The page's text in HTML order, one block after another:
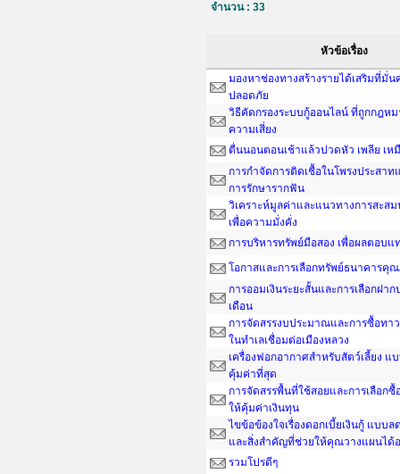
จำนวน : 33
หัวข้อเรื่อง
มองหาช่องทางสร้างรายได้เสริมที่มั่น
ปลอดภัย
วิธีคัดกรองระบบกู้ออนไลน์ ที่ถูกกฎหม
ความเสี่ยง
ตื่นนอนตอนเช้าแล้วปวดหัว เพลีย เห
การกำจัดการติดเชื้อในโพรงประสา
การรักษารากฟัน
วิเคราะห์มูลค่าและแนวทางการสะส
เพื่อความมั่งคั่ง
การบริหารทรัพย์มือสอง เพื่อผลตอบแ
โอกาสและการเลือกทรัพย์ธนาคารคุ
การออมเงินระยะสั้นและการเลือกฝาก
เดือน
การจัดสรรงบประมาณและการซื้อทา
ในทำเลเชื่อมต่อเมืองหลวง
เครื่องฟอกอากาศสำหรับสัตว์เลี้ยง แ
คุ้มค่าที่สุด
การจัดสรรพื้นที่ใช้สอยและการเลือก
ให้คุ้มค่าเงินทุน
ไขข้อข้องใจเรื่องดอกเบี้ยเงินกู้ แบบ
และสิ่งสำคัญที่ช่วยให้คุณวางแผนได้
รวมโปรดีๆ